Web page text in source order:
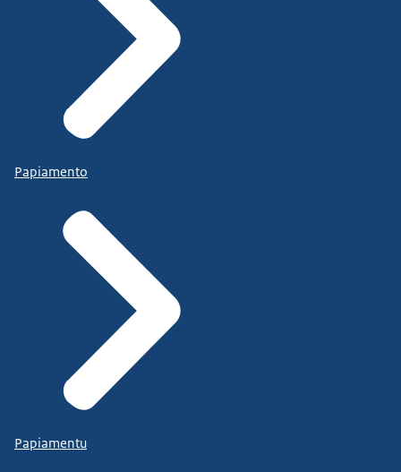
Papiamento
Papiamentu